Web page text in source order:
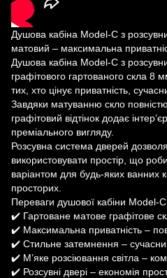
Душова кабіна Model-C з
матовий – максимальна
Душова кабіна Model-C з
графітового гартованого скла
тих, хто цінує приватність,
Завдяки матуванню скло
графітовий відтінок додає
преміального вигляду.
Розсувна система дверей
використовувати простір, що
варіантом для будь-яких ванних
просторих.
Переваги душової кабіни Model-
✔️ Гартоване матове графітове
✔️ Максимальна приватність –
✔️ Стильне затемнення –
✔️ М’яке розсіювання світла –
✔️ Розсувні двері – економія